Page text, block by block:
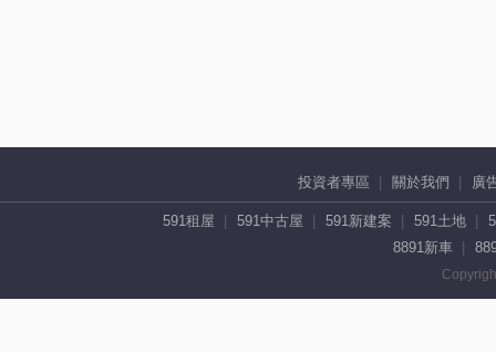
投資者專區 關於我們 廣
591租屋 591中古屋 591新建案 591土地
8891新車